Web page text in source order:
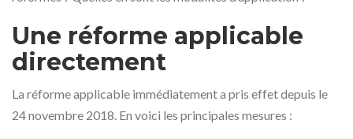
Une réforme applicable
directement
La réforme applicable immédiatement a pris effet depuis le
24 novembre 2018. En voici les principales mesures :